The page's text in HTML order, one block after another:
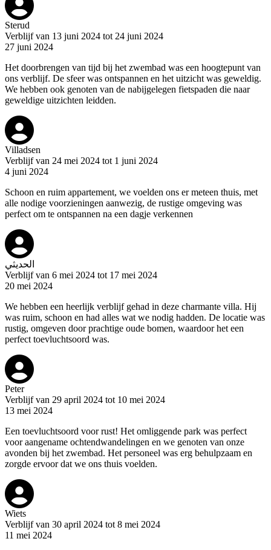
Sterud
Verblijf van 13 juni 2024 tot 24 juni 2024
27 juni 2024
Het doorbrengen van tijd bij het zwembad was een hoogtepunt van
ons verblijf. De sfeer was ontspannen en het uitzicht was geweldig.
We hebben ook genoten van de nabijgelegen fietspaden die naar
geweldige uitzichten leidden.
Villadsen
Verblijf van 24 mei 2024 tot 1 juni 2024
4 juni 2024
Schoon en ruim appartement, we voelden ons er meteen thuis, met
alle nodige voorzieningen aanwezig, de rustige omgeving was
perfect om te ontspannen na een dagje verkennen
الحديثي
Verblijf van 6 mei 2024 tot 17 mei 2024
20 mei 2024
We hebben een heerlijk verblijf gehad in deze charmante villa. Hij
was ruim, schoon en had alles wat we nodig hadden. De locatie was
rustig, omgeven door prachtige oude bomen, waardoor het een
perfect toevluchtsoord was.
Peter
Verblijf van 29 april 2024 tot 10 mei 2024
13 mei 2024
Een toevluchtsoord voor rust! Het omliggende park was perfect
voor aangename ochtendwandelingen en we genoten van onze
avonden bij het zwembad. Het personeel was erg behulpzaam en
zorgde ervoor dat we ons thuis voelden.
Wiets
Verblijf van 30 april 2024 tot 8 mei 2024
11 mei 2024